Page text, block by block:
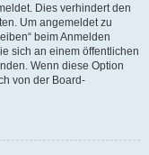
Dies verhindert den
Um angemeldet zu
beim Anmelden
sich an einem öffentlichen
Wenn diese Option
von der Board-